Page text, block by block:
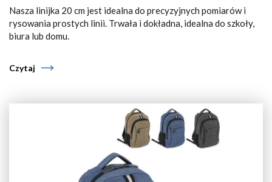
Nasza linijka 20 cm jest idealna do precyzyjnych pomiarów i
rysowania prostych linii. Trwała i dokładna, idealna do szkoły,
biura lub domu.
Czytaj